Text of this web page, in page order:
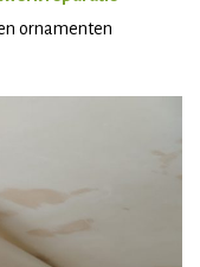
ornamenten